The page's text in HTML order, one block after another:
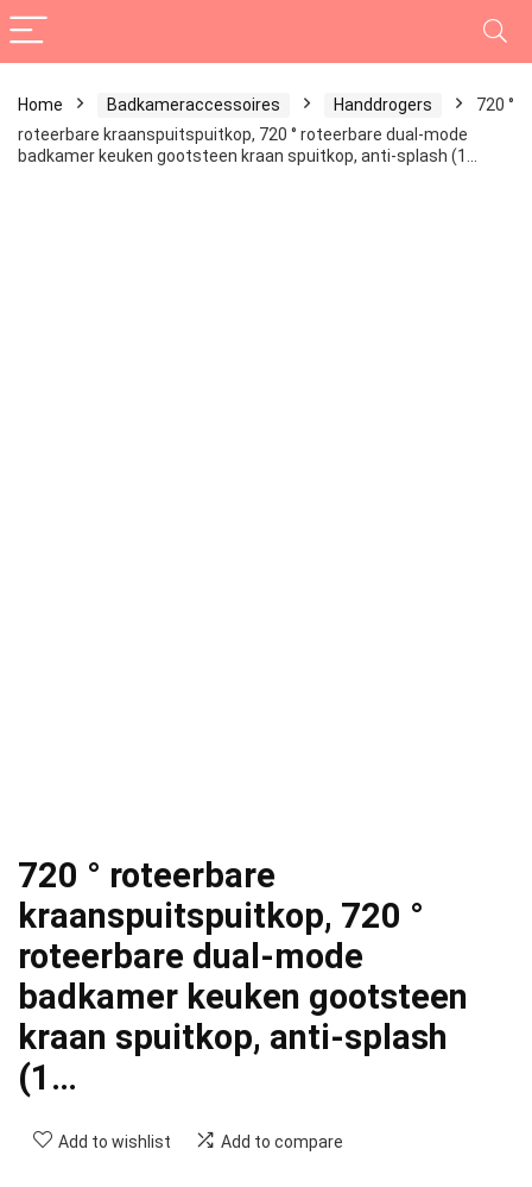
Home Badkameraccessoires Handdrogers
720 °
roteerbare kraanspuitspuitkop, 720 ° roteerbare dual-mode
badkamer keuken gootsteen kraan spuitkop, anti-splash (1…
720 ° roteerbare
kraanspuitspuitkop, 720 °
roteerbare dual-mode
badkamer keuken gootsteen
kraan spuitkop, anti-splash
(1…
Add to wishlist Add to compare